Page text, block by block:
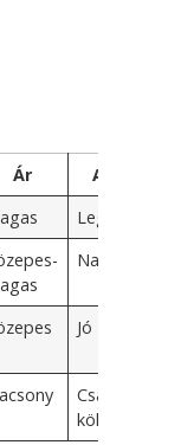
Ár
Ajánlott
Legjobb
Nagyon jó
Jó
Csak
költségvetés